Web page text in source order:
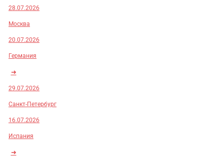
28.07.2026
Москва
20.07.2026
Германия
➜
29.07.2026
Санкт-Петербург
16.07.2026
Испания
➜